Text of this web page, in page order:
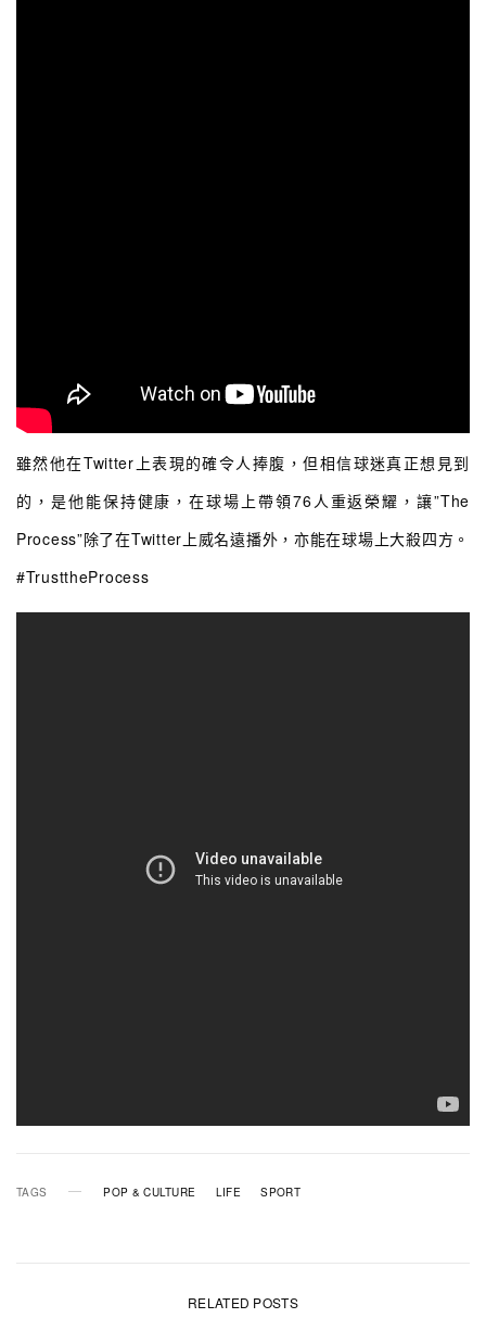
雖然他在Twitter上表現的確令人捧腹，但相信球迷真正想見到
的，是他能保持健康，在球場上帶領76人重返榮耀，讓”The
Process”除了在Twitter上威名遠播外，亦能在球場上大殺四方。
#TrusttheProcess
TAGS POP & CULTURE LIFE SPORT
RELATED POSTS